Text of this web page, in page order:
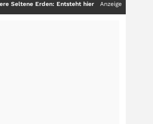
Entsteht hier die nächste Milliardenstory?
Anzeige